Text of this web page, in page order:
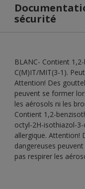
sécurité
BLANC- Contient
C(M)IT/MIT(3-1).
Attention! Des
peuvent se former
les aérosols ni les
Contient 1,2-
octyl-2H-isothiazol-
allergique. Attention!
dangereuses
pas respirer les